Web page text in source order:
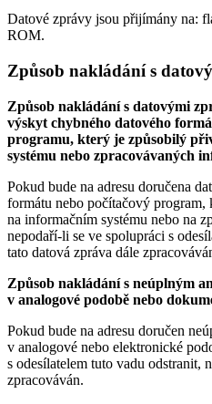
Datové zprávy jsou přijímány na:
ROM.
Způsob nakládání s
Způsob nakládání s datovými
výskyt chybného datového
programu, který je způsobilý
systému nebo zpracovávaných
Pokud bude na adresu doručena
formátu nebo počítačový
na informačním systému nebo na
nepodaří-li se ve spolupráci s
tato datová zpráva dále
Způsob nakládání s neúplným
v analogové podobě nebo
Pokud bude na adresu doručen
v analogové nebo elektronické
s odesílatelem tuto vadu odstranit,
zpracováván.